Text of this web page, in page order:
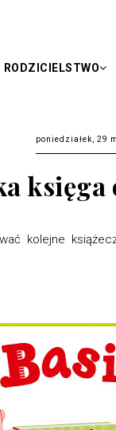
RODZICIELSTWO
poniedziałek, 29
kolejne